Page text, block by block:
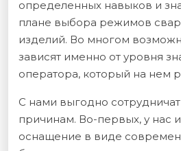
определенных навыков и
плане выбора режимов
изделий. Во многом
зависят именно от уровня
оператора, который на нем
С нами выгодно
причинам. Во-первых, у нас
оснащение в виде